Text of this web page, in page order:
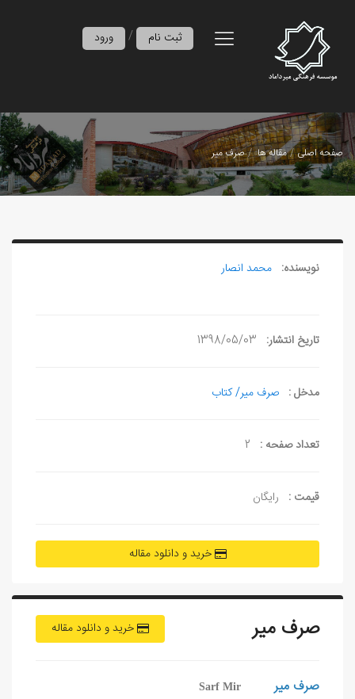
ورود / ثبت نام
صفحه اصلی مقاله ها صرف مير
نویسنده: محمد انصار
تاریخ انتشار: 1398/05/03
مدخل : صرف مير/ كتاب
تعداد صفحه : 2
قیمت : رایگان
خرید و دانلود مقاله
خرید و دانلود مقاله صرف مير
صرف مير Sarf Mir